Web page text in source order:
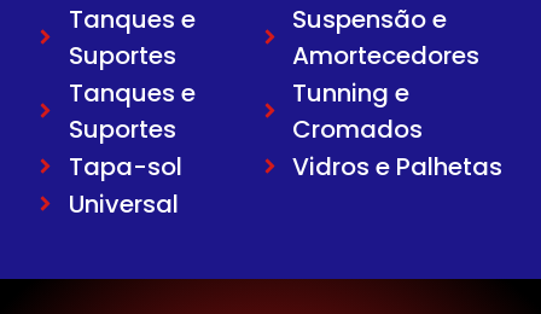
Tanques e
Suportes
Tanques e
Suportes
Tapa-sol
Universal
Suspensão e
Amortecedores
Tunning e
Cromados
Vidros e Palhetas